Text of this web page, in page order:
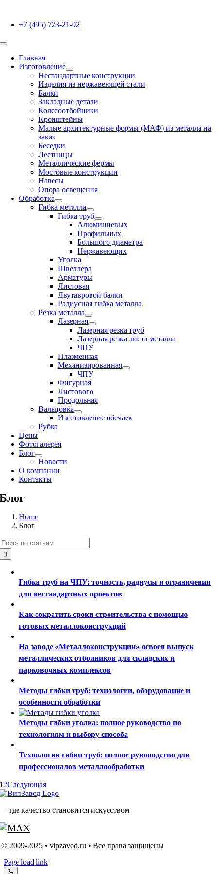
content+7 (495) 723-21-02
Toggle
NavigationГлавная
Изготовление
Нестандартные конструкции
Изделия из нержавеющей стали
Балки
Закладные детали
Колесоотбойники
Кронштейны
Малые архитектурные формы (МАФ) из металла на
заказ
Беседки
Лестницы
Металлические фермы
Мостовые конструкции
Навесы
Опора освещения
Обработка
Гибка металла
Гибка труб
Алюминиевых
Профильных
Большого диаметра
Нержавеющих
Уголка
Швеллера
Арматуры
Листовая
Двутавровой балки
Радиусная гибка металла
Резка металла
Лазерная
Лазерная резка труб
Лазерная резка листа металла
ЧПУ
Плазменная
Механизированная
ЧПУ
Фигурная
Листового
Продольная
Вальцовка
Изготовление обечаек
Рубка
Цены
Фотогалерея
Блог
Новости
О компании
Контакты
Блог
Home
Блог
Гибка труб на ЧПУ: точность, радиусы и ограничения
для нестандартных проектов
Как сократить сроки строительства с помощью
готовых металлоконструкций
На заводе «Металлоконструкции» освоен выпуск
металлических отбойников для складских и
парковочных комплексов
Методы гибки труб: технологии, оборудование и
особенности обработки
Методы гибки уголка: полное руководство по
технологиям и выбору способа
Технологии гибки труб: полное руководство для
профессионалов металлообработки
1 2Следующая
— где качество становится искусством
© 2009-2025 • vipzavod.ru • Все права защищены
Page load link